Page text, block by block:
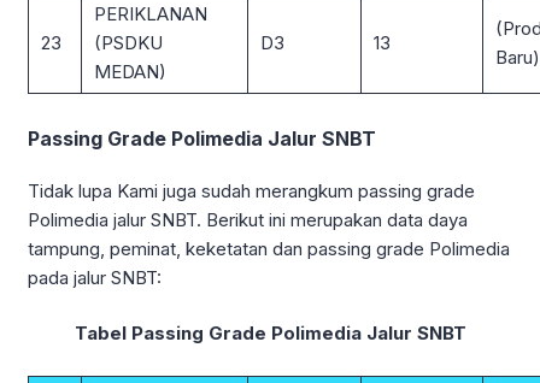
23
PERIKLANAN
(PSDKU
MEDAN)
D3 13
Baru)
Passing Grade Polimedia Jalur SNBT
Tidak lupa Kami juga sudah merangkum passing grade
Polimedia jalur SNBT. Berikut ini merupakan data daya
tampung, peminat, keketatan dan passing grade Polimedia
pada jalur SNBT:
Tabel Passing Grade Polimedia Jalur SNBT